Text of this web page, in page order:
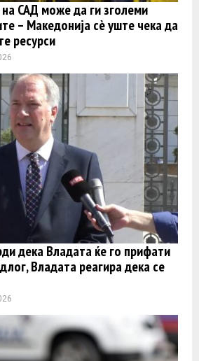
САД може да ги зголеми
– Македонија сè уште чека да
ресурси
дека Владата ќе го прифати
Владата реагира дека се